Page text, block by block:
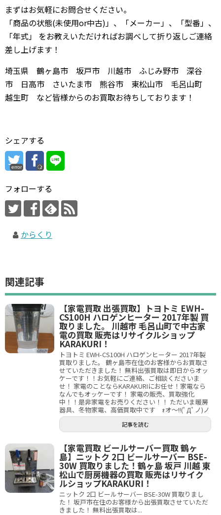
まずはお気軽にお問合せください。
「商品の状態(未使用or中古)」、「メーカー」、「型番」、
「年式」 をお教えいただければお調べして折り返しご連絡
差し上げます！
埼玉県 鶴ヶ島市 坂戸市 川越市 ふじみ野市 深谷
市 日高市 さいたま市 熊谷市 東松山市 毛呂山町
越生町 など皆様からのお買取お待ちしております！
シェアする
error
フォローする
からくり
関連記事
【家電買取 出張買取】トヨトミ EWH-
CS100H ハロゲンヒーター 2017年製 買
取りました。 川越市 毛呂山町で中古家
電の買取 販売はリサイクルショップ
KARAKURI！
トヨトミ EWH-CS100H ハロゲンヒーター 2017年製
買取りました。 鶴ヶ島市在住のお客様からお買取さ
せていただきました！ 無料出張買取は即日からオッ
ケーです！！お気軽にご連絡、ご相談くださいま
せ！ 家電のことならKARAKURIにお任せ！家電なら
なんでもオッケーです！ 家電の販売、買取強化
中！！是非家電をお売りください！！ ただいま暖房
器具、冬物家電、高価買取中です ｫオ～!!(ﾟДﾟノ)ノ
記事を読む
【家電買取 ビールサーバー買取 鶴ヶ
島】ニットク 2口 ビールサーバー BSE-
30W 買取りました！鶴ヶ島 坂戸 川越 東
松山で厨房機器の買取 販売はリサイク
ルショップKARAKURI！
ニットク 2口 ビールサーバー BSE-30W 買取りまし
た！ 坂戸市在住のお客様から出張買取させていただ
きました！ 無料出張買取は...